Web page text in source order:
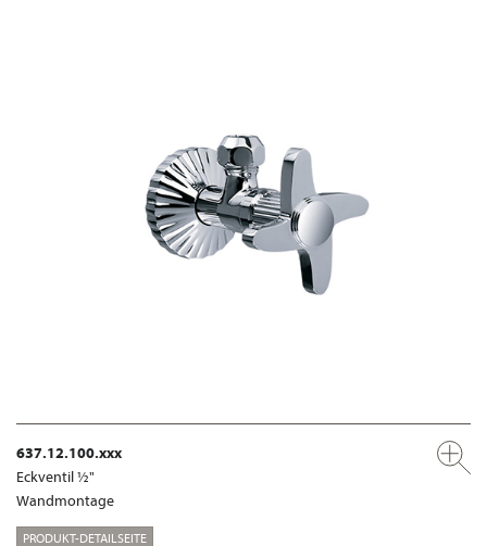
637.12.100.xxx
Eckventil ½"
Wandmontage
PRODUKT-DETAILSEITE